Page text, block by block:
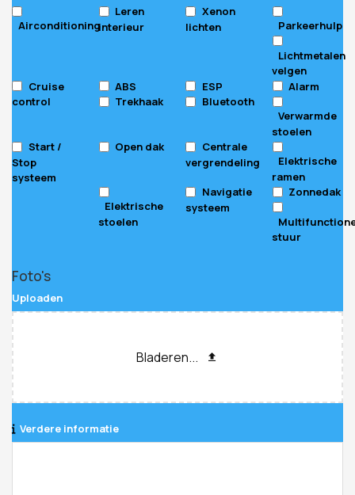
Airconditioning
Leren
interieur
Xenon
lichten
Parkeerhulp
Lichtmetalen
velgen
Cruise
control
ABS ESP
Alarm
Trekhaak
Bluetooth
Verwarmde
stoelen
Start /
Stop
systeem
Open dak
Centrale
vergrendeling
Elektrische
ramen
Elektrische
stoelen
Navigatie
systeem
Zonnedak
stuur
Foto's
Uploaden
Bladeren...
Verdere informatie